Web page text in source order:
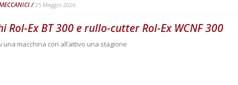
25 Maggio 2026
Rol-Ex BT 300 e rullo-cutter Rol-Ex WCNF 300
macchina con all’attivo una stagione